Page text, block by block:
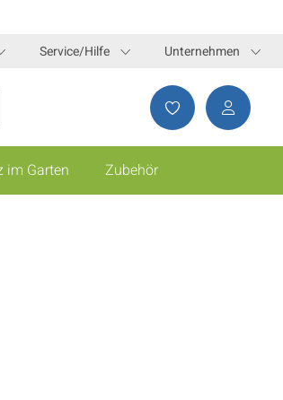
Service/Hilfe Unternehmen
im Garten Zubehör